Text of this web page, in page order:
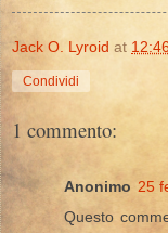
Jack O. Lyroid at
Condividi
1 commento:
Anonimo 25
Questo